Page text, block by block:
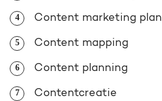
Content marketing plan
Content mapping
Content planning
Contentcreatie